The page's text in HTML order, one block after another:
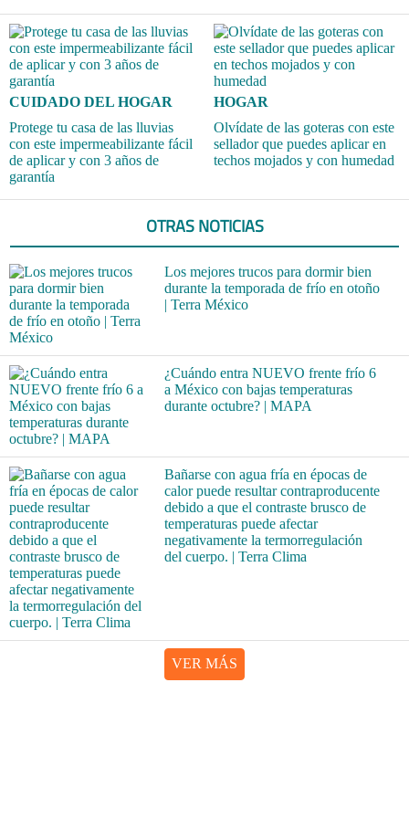
CUIDADO DEL HOGAR
Protege tu casa de las lluvias
con este impermeabilizante fácil
de aplicar y con 3 años de
garantía
HOGAR
Olvídate de las goteras con este
sellador que puedes aplicar en
techos mojados y con humedad
OTRAS NOTICIAS
Los mejores trucos para dormir bien
durante la temporada de frío en otoño
| Terra México
¿Cuándo entra NUEVO frente frío 6
a México con bajas temperaturas
durante octubre? | MAPA
Bañarse con agua fría en épocas de
calor puede resultar contraproducente
debido a que el contraste brusco de
temperaturas puede afectar
negativamente la termorregulación
del cuerpo. | Terra Clima
VER MÁS